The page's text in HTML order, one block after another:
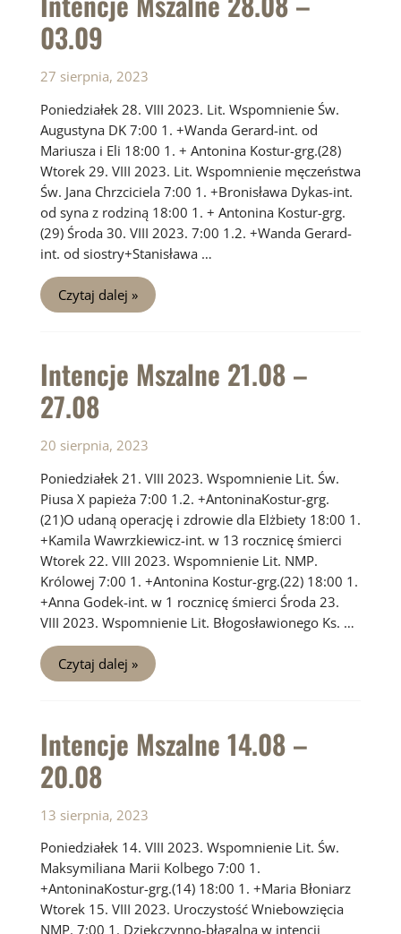
03.09
27 sierpnia, 2023
Poniedziałek 28. VIII 2023. Lit. Wspomnienie Św.
Augustyna DK 7:00 1. +Wanda Gerard-int. od
Mariusza i Eli 18:00 1. + Antonina Kostur-grg.(28)
Wtorek 29. VIII 2023. Lit. Wspomnienie męczeństwa
Św. Jana Chrzciciela 7:00 1. +Bronisława Dykas-int.
od syna z rodziną 18:00 1. + Antonina Kostur-grg.
(29) Środa 30. VIII 2023. 7:00 1.2. +Wanda Gerard-
int. od siostry+Stanisława …
Intencje
Mszalne
28.08
Czytaj dalej »
Intencje Mszalne 21.08 –
27.08
20 sierpnia, 2023
Poniedziałek 21. VIII 2023. Wspomnienie Lit. Św.
Piusa X papieża 7:00 1.2. +AntoninaKostur-grg.
(21)O udaną operację i zdrowie dla Elżbiety 18:00 1.
+Kamila Wawrzkiewicz-int. w 13 rocznicę śmierci
Wtorek 22. VIII 2023. Wspomnienie Lit. NMP.
Królowej 7:00 1. +Antonina Kostur-grg.(22) 18:00 1.
+Anna Godek-int. w 1 rocznicę śmierci Środa 23.
VIII 2023. Wspomnienie Lit. Błogosławionego Ks. …
Intencje
Mszalne
21.08
Czytaj dalej »
Intencje Mszalne 14.08 –
20.08
13 sierpnia, 2023
Poniedziałek 14. VIII 2023. Wspomnienie Lit. Św.
Maksymiliana Marii Kolbego 7:00 1.
+AntoninaKostur-grg.(14) 18:00 1. +Maria Błoniarz
Wtorek 15. VIII 2023. Uroczystość Wniebowzięcia
NMP. 7:00 1. Dziękczynno-błagalna w intencji